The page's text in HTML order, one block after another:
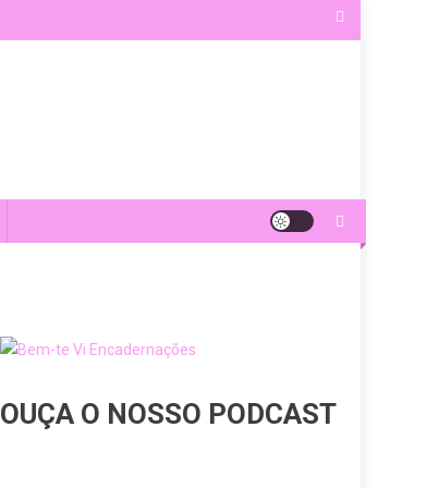
OUÇA O NOSSO PODCAST